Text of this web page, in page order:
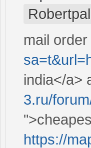
mail
india</a>
3.ru/
https://